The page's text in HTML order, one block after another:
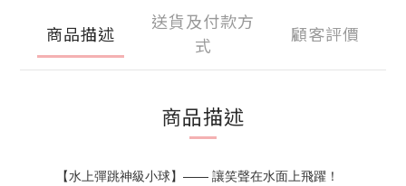
商品描述
送貨及付款方
式
顧客評價
商品描述
【水上彈跳神級小球】—— 讓笑聲在水面上飛躍！